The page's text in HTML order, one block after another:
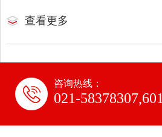
查看更多
咨询热线：
021-58378307,601